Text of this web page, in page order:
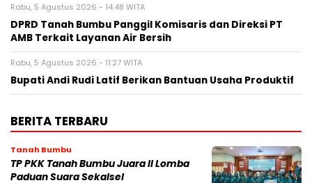
Rabu, 5 Agustus 2026 - 14:48 WITA
DPRD Tanah Bumbu Panggil Komisaris dan Direksi PT
AMB Terkait Layanan Air Bersih
Rabu, 5 Agustus 2026 - 11:27 WITA
Bupati Andi Rudi Latif Berikan Bantuan Usaha Produktif
BERITA TERBARU
Tanah Bumbu
TP PKK Tanah Bumbu Juara II Lomba
Paduan Suara Sekalsel